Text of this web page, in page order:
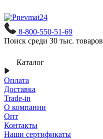
8-800-550-51-69
Поиск среди 30 тыс. товаров
Каталог
Оплата
Доставка
Trade-in
О компании
Опт
Контакты
Наши сертификаты